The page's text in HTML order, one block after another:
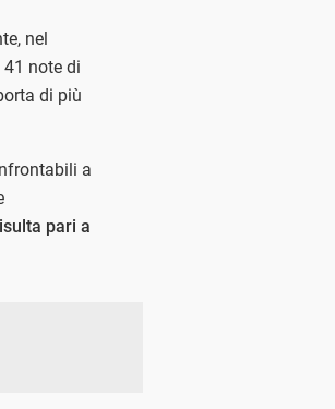
nel
note di
di più
a
pari a